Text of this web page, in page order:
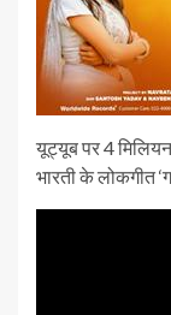
यूट्यूब पर 4
भारती के लोकगीत